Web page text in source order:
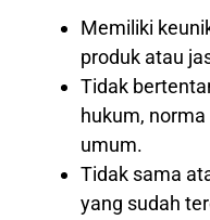
Memiliki
produk atau
Tidak
hukum,
umum.
Tidak sama
yang sudah